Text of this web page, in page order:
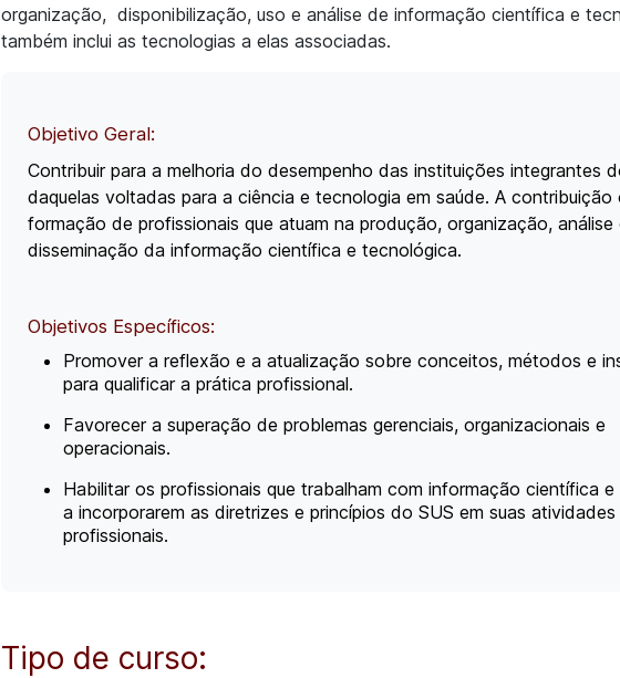
organização, disponibilização, uso e análise de informação científica e
também inclui as tecnologias a elas associadas.
Objetivo Geral:
Contribuir para a melhoria do desempenho das instituições integrantes
daquelas voltadas para a ciência e tecnologia em saúde. A contribuição
formação de profissionais que atuam na produção, organização, análise
disseminação da informação científica e tecnológica.
Objetivos Específicos:
Promover a reflexão e a atualização sobre conceitos, métodos e
para qualificar a prática profissional.
Favorecer a superação de problemas gerenciais, organizacionais e
operacionais.
Habilitar os profissionais que trabalham com informação científica
a incorporarem as diretrizes e princípios do SUS em suas atividades
profissionais.
Tipo de curso: